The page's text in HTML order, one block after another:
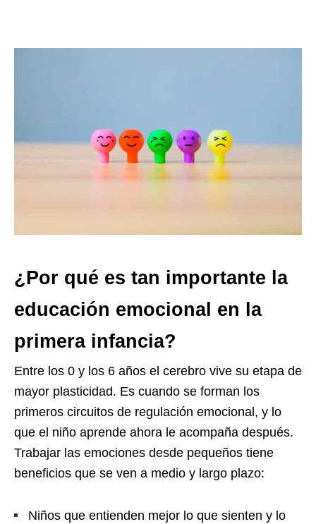
¿Por qué es tan importante la
educación emocional en la
primera infancia?
Entre los 0 y los 6 años el cerebro vive su etapa de
mayor plasticidad. Es cuando se forman los
primeros circuitos de regulación emocional, y lo
que el niño aprende ahora le acompaña después.
Trabajar las emociones desde pequeños tiene
beneficios que se ven a medio y largo plazo:
Niños que entienden mejor lo que sienten y lo